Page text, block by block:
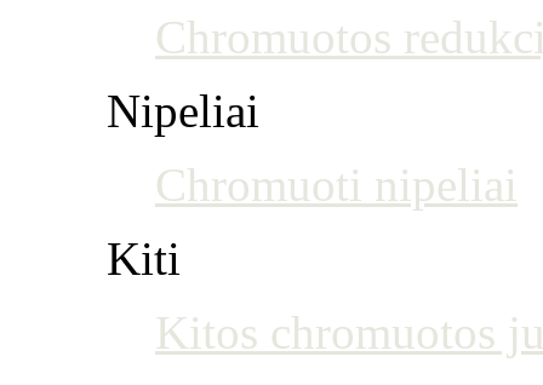
Chromuotos
Nipeliai
Chromuoti nipeliai
Kiti
Kitos chromuotos